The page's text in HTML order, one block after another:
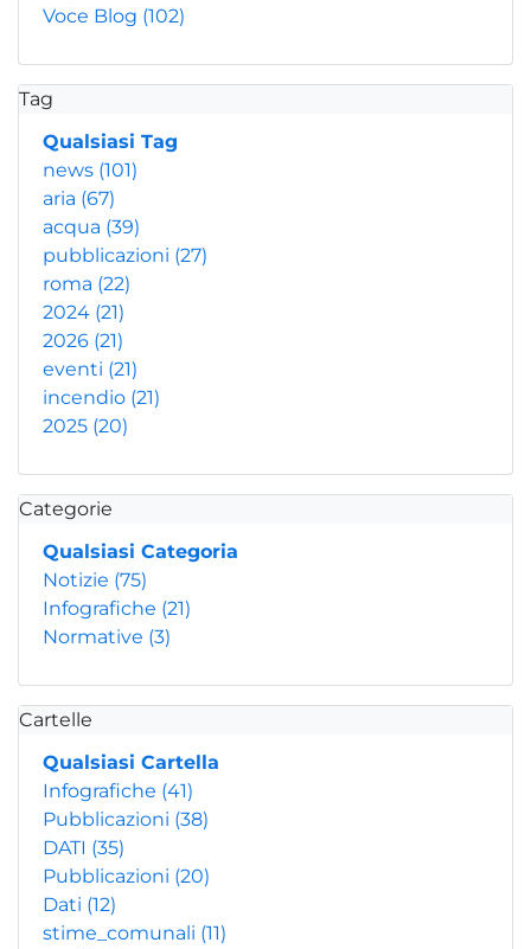
Voce Blog (102)
Tag
Qualsiasi Tag
news (101)
aria (67)
acqua (39)
pubblicazioni (27)
roma (22)
2024 (21)
2026 (21)
eventi (21)
incendio (21)
2025 (20)
Categorie
Qualsiasi Categoria
Notizie (75)
Infografiche (21)
Normative (3)
Cartelle
Qualsiasi Cartella
Infografiche (41)
Pubblicazioni (38)
DATI (35)
Pubblicazioni (20)
Dati (12)
stime_comunali (11)